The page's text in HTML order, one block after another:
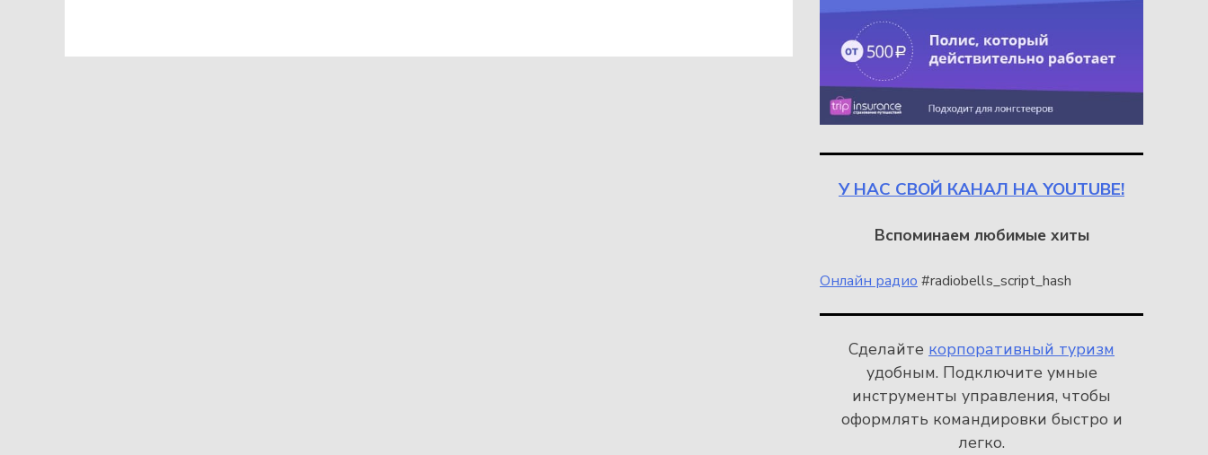
У НАС СВОЙ КАНАЛ НА YOUTUBE!
Вспоминаем любимые хиты
Онлайн радио #radiobells_script_hash
Сделайте корпоративный туризм
удобным. Подключите умные
инструменты управления, чтобы
оформлять командировки быстро и
легко.